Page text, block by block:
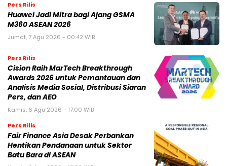
Pers Rilis
Huawei Jadi Mitra bagi Ajang GSMA
M360 ASEAN 2026
Jumat, 7 Agu 2026 - 00:42 WIB
Pers Rilis
Cision Raih MarTech Breakthrough
Awards 2026 untuk Pemantauan dan
Analisis Media Sosial, Distribusi Siaran
Pers, dan AEO
Kamis, 6 Agu 2026 - 17:00 WIB
Pers Rilis
Fair Finance Asia Desak Perbankan
Hentikan Pendanaan untuk Sektor
Batu Bara di ASEAN